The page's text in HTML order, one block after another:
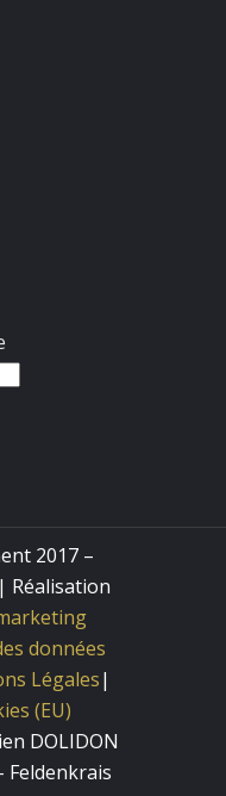
2017 –
Réalisation
données
Légales|
(EU)
DOLIDON
Feldenkrais